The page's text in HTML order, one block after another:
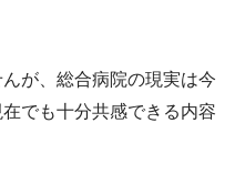
が、総合病院の現実は今
でも十分共感できる内容